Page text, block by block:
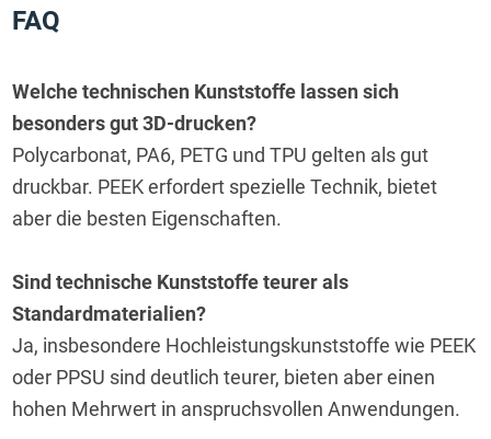
FAQ
Welche technischen Kunststoffe lassen sich
besonders gut 3D-drucken?
Polycarbonat, PA6, PETG und TPU gelten als gut
druckbar. PEEK erfordert spezielle Technik, bietet
aber die besten Eigenschaften.
Sind technische Kunststoffe teurer als
Standardmaterialien?
Ja, insbesondere Hochleistungskunststoffe wie PEEK
oder PPSU sind deutlich teurer, bieten aber einen
hohen Mehrwert in anspruchsvollen Anwendungen.